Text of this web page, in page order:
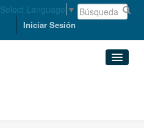
Select Language ▼
Iniciar Sesión